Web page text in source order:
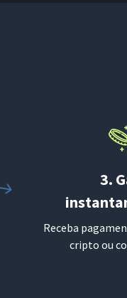
3.
Receba
cripto ou